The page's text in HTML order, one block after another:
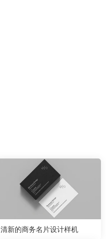
清新的商务名片设计样机